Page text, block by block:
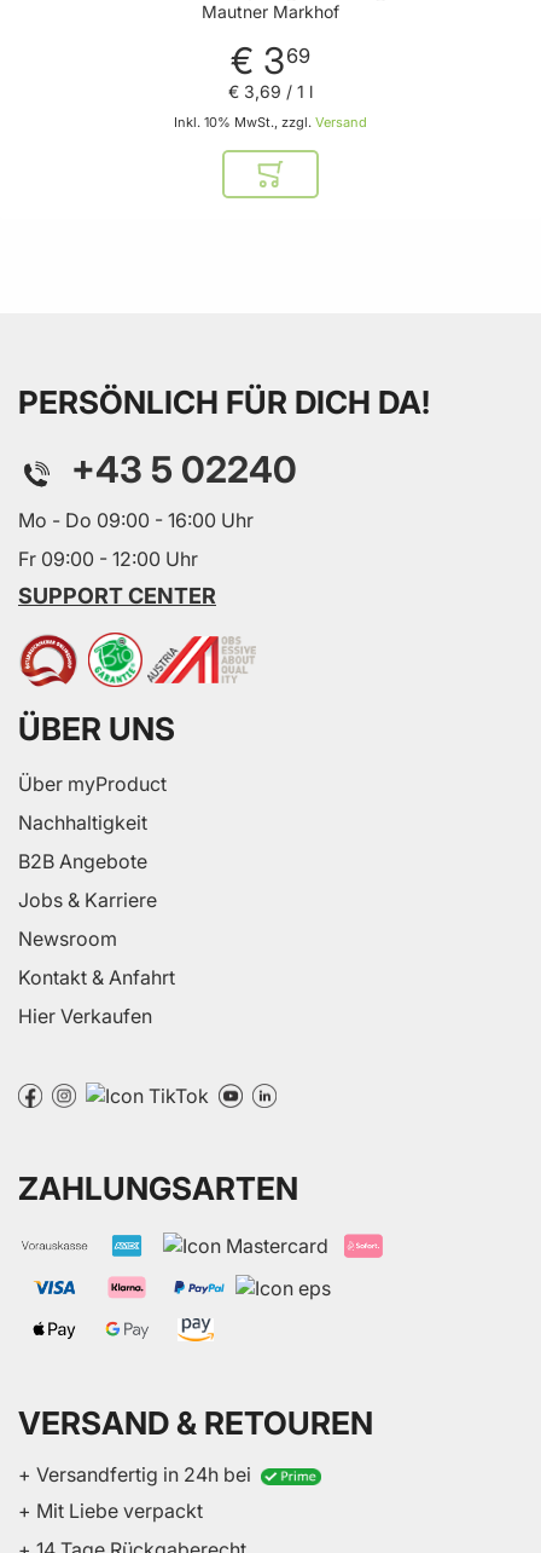
Mautner Markhof
€ 369
Inkl. 10% MwSt., zzgl. Versand
€ 3,69 / 1 l
In den Warenkorb
PERSÖNLICH FÜR DICH DA!
+43 5 02240
Mo - Do 09:00 - 16:00 Uhr
Fr 09:00 - 12:00 Uhr
SUPPORT CENTER
ÜBER UNS
Über myProduct
Nachhaltigkeit
B2B Angebote
Jobs & Karriere
Newsroom
Kontakt & Anfahrt
Hier Verkaufen
ZAHLUNGSARTEN
VERSAND & RETOUREN
+ Versandfertig in 24h bei
+ Mit Liebe verpackt